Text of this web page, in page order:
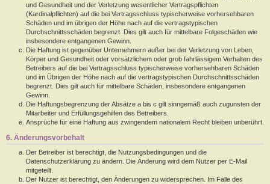
und Gesundheit und der Verletzung wesentlicher Vertragspflichten
(Kardinalpflichten) auf die bei Vertragsschluss typischerweise vorhersehbaren
Schäden und im übrigen der Höhe nach auf die vertragstypischen
Durchschnittsschäden begrenzt. Dies gilt auch für mittelbare Folgeschäden wie
insbesondere entgangenen Gewinn.
Die Haftung ist gegenüber Unternehmern außer bei der Verletzung von Leben,
Körper und Gesundheit oder vorsätzlichem oder grob fahrlässigem Verhalten des
Betreibers auf die bei Vertragsschluss typischerweise vorhersehbaren Schäden
und im Übrigen der Höhe nach auf die vertragstypischen Durchschnittsschäden
begrenzt. Dies gilt auch für mittelbare Schäden, insbesondere entgangenen
Gewinn.
Die Haftungsbegrenzung der Absätze a bis c gilt sinngemäß auch zugunsten der
Mitarbeiter und Erfüllungsgehilfen des Betreibers.
Ansprüche für eine Haftung aus zwingendem nationalem Recht bleiben unberührt.
6. Änderungsvorbehalt
Der Betreiber ist berechtigt, die Nutzungsbedingungen und die
Datenschutzerklärung zu ändern. Die Änderung wird dem Nutzer per E-Mail
mitgeteilt.
Der Nutzer ist berechtigt, den Änderungen zu widersprechen. Im Falle des